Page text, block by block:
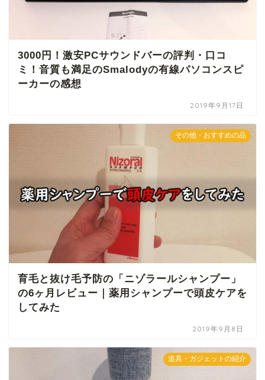
3000円！激安PCサウンドバーの評判・口コ
ミ！音質も満足のSmalodyの有線パソコンスピ
ーカーの感想
2019年9月17日
その他・おすすめの品
育毛と抜け毛予防の「ニゾラールシャンプー」
の6ヶ月レビュー｜薬用シャンプーで頭皮ケアを
してみた
2019年9月8日
道具・ガジェットの紹介